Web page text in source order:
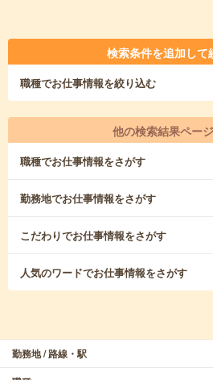
検索条件を追加して
職種でお仕事情報を絞り込む
他の検索結果ペー
職種でお仕事情報をさがす
勤務地でお仕事情報をさがす
こだわりでお仕事情報をさがす
人気のワードでお仕事情報をさがす
勤務地 / 路線・駅